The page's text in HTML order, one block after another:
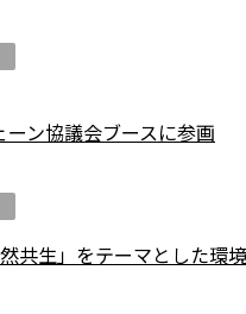
ン協議会ブースに参画
共生」をテーマとした環